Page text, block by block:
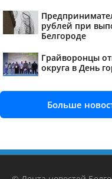
рублей при
Белгороде
Грайворонцы
округа в День
Больше